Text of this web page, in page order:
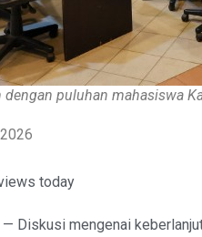
dengan puluhan mahasiswa
today
— Diskusi mengenai